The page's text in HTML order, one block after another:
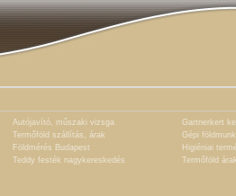
Autójavító, műszaki vizsga
Gartnerkert
Termőföld szállítás, árak
Gépi
Földmérés Budapest
Higiéniai
Teddy festék nagykereskedés Termőföld